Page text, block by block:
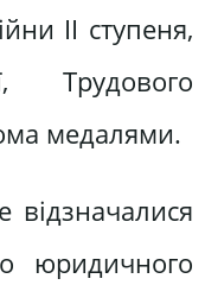
II ступеня,
Трудового
медалями.
відзначалися
юридичного